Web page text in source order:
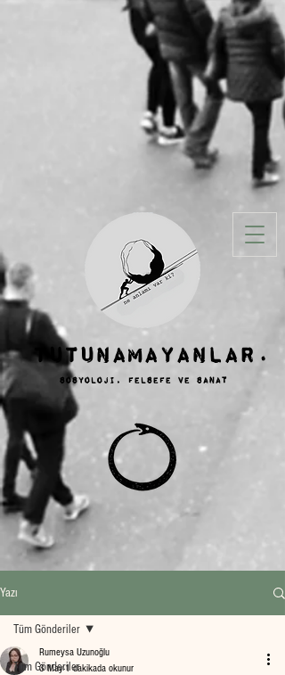
TUTUNAMAYANLAR.
sosyoloji, felsefe ve SANAT
Yazı
Tüm Gönderiler
Tüm Gönderiler
Rumeysa Uzunoğlu
3 May1 dakikada okunur